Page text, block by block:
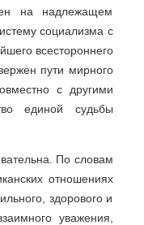
на надлежащем
социализма с
всестороннего
пути мирного
с другими
единой судьбы
По словам
отношениях
здорового и
уважения,